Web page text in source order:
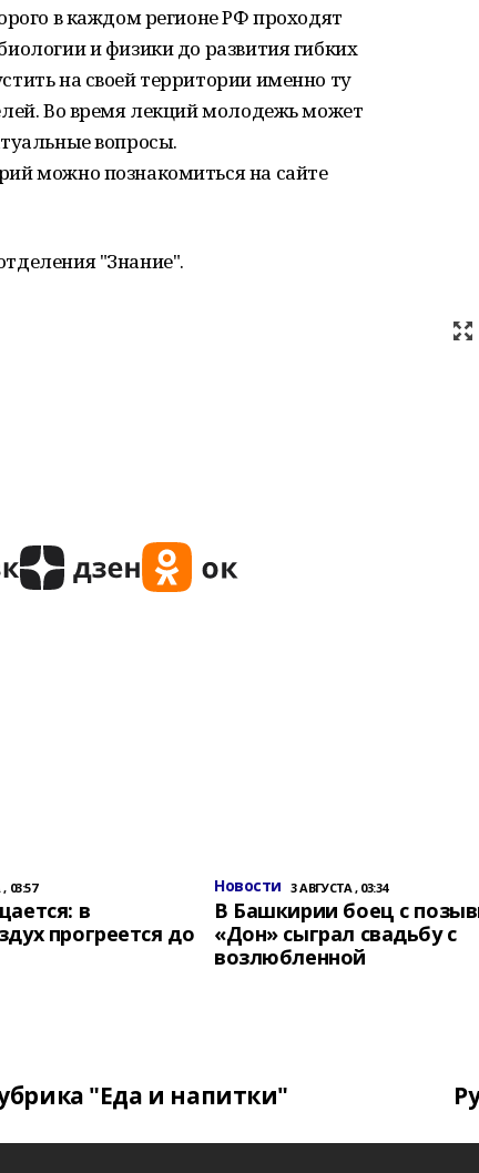
в каждом регионе РФ проходят
и физики до развития гибких
на своей территории именно ту
Во время лекций молодежь может
вопросы.
можно познакомиться на сайте
"Знание".
03:57
в
прогреется до
Новости 3 АВГУСТА , 03:34
В Башкирии боец с
«Дон» сыграл свадьбу с
возлюбленной
"Еда и напитки"